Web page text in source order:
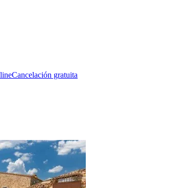
Cancelación gratuita